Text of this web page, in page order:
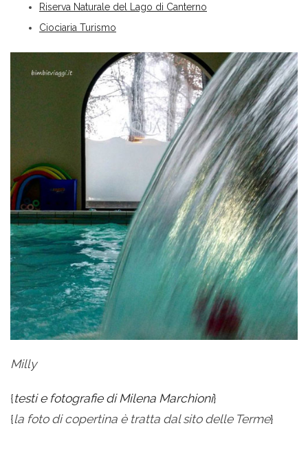
Riserva Naturale del Lago di Canterno
Ciociaria Turismo
Milly
{testi e fotografie di Milena Marchioni}
{la foto di copertina è tratta dal sito delle Terme}